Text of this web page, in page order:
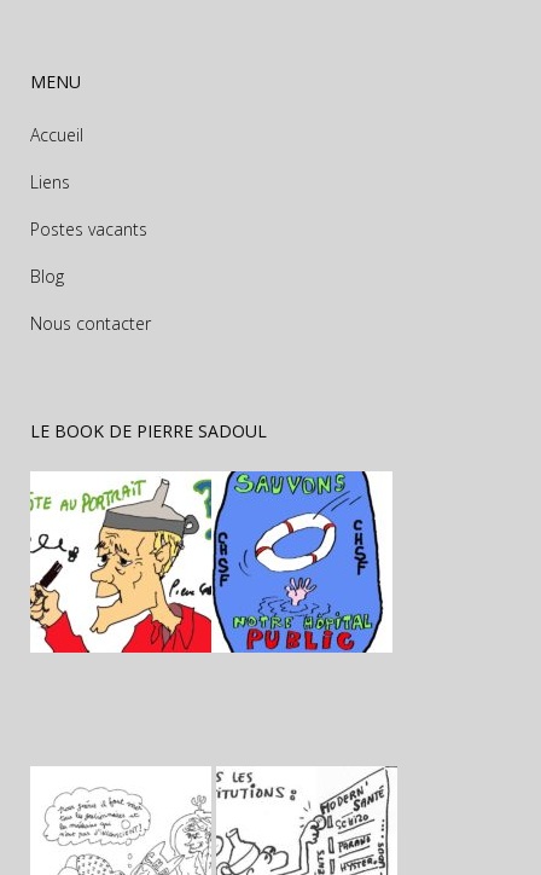
MENU
Accueil
Liens
Postes vacants
Blog
Nous contacter
LE BOOK DE PIERRE SADOUL